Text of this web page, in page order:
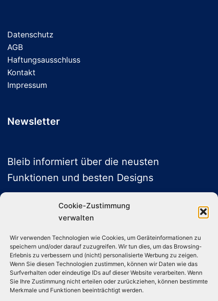
Cookie-Zustimmung
verwalten
Wir verwenden Technologien wie Cookies, um Geräteinformationen zu
speichern und/oder darauf zuzugreifen. Wir tun dies, um das Browsing-
Erlebnis zu verbessern und (nicht) personalisierte Werbung zu zeigen.
Wenn Sie diesen Technologien zustimmen, können wir Daten wie das
Surfverhalten oder eindeutige IDs auf dieser Website verarbeiten. Wenn
Sie Ihre Zustimmung nicht erteilen oder zurückziehen, können bestimmte
Merkmale und Funktionen beeinträchtigt werden.
Datenschutz
AGB
Haftungsausschluss
Kontakt
Impressum
Newsletter
Bleib informiert über die neusten
Funktionen und besten Designs
ABONNIEREN
Folge uns auf Social Media